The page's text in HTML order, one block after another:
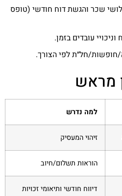
שכר והגשת דוח חודשי (טופס
עובדים בזמן.
חופשות/חל״ת לפי הצורך.
מראש
למה נדרש
זיהוי המעסיק
הוראות תשלום/חיוב
דיווח חודשי ותיאומי זכויות